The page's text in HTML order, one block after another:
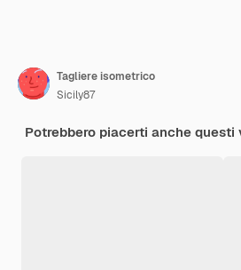
Tagliere isometrico
Sicily87
Potrebbero piacerti anche questi